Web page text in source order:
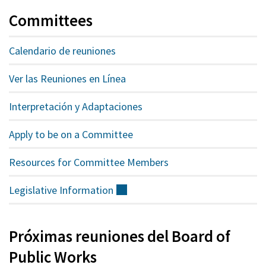
Committees
Calendario de reuniones
Ver las Reuniones en Línea
Interpretación y Adaptaciones
Apply to be on a Committee
Resources for Committee Members
Legislative Information
Próximas reuniones del Board of
Public Works